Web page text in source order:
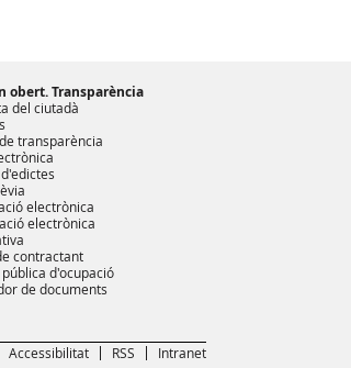
obert. Transparència
del ciutadà
transparència
electrònica
electrònica
contractant
d'ocupació
de documents
Accessibilitat RSS Intranet